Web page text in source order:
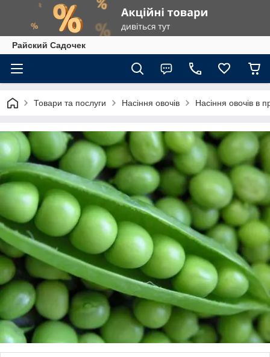
Райский Садочек
Товари та послуги Насіння овочів Насіння овочів в